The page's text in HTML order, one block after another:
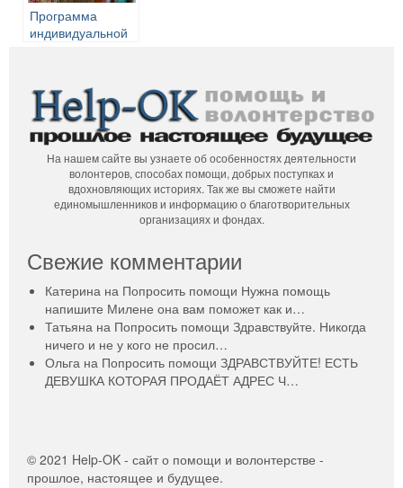
Программа
индивидуальной
из 12 районов
города
На нашем сайте вы узнаете об особенностях деятельности
волонтеров, способах помощи, добрых поступках и
вдохновляющих историях. Так же вы сможете найти
единомышленников и информацию о благотворительных
организациях и фондах.
Свежие комментарии
Катерина на Попросить помощи Нужна помощь
напишите Милене она вам поможет как и…
Татьяна на Попросить помощи Здравствуйте. Никогда
ничего и не у кого не просил…
Ольга на Попросить помощи ЗДРАВСТВУЙТЕ! ЕСТЬ
ДЕВУШКА КОТОРАЯ ПРОДАЁТ АДРЕС Ч…
© 2021 Help-OK - сайт о помощи и волонтерстве -
прошлое, настоящее и будущее.